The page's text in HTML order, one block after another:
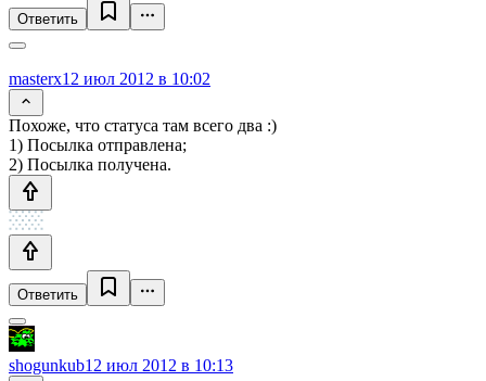
Ответить
masterx12 июл 2012 в 10:02
Похоже, что статуса там всего два :)
1) Посылка отправлена;
2) Посылка получена.
Ответить
shogunkub12 июл 2012 в 10:13